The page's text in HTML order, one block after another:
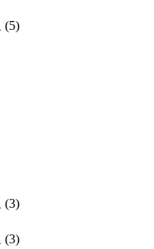
(5)
(3)
(3)